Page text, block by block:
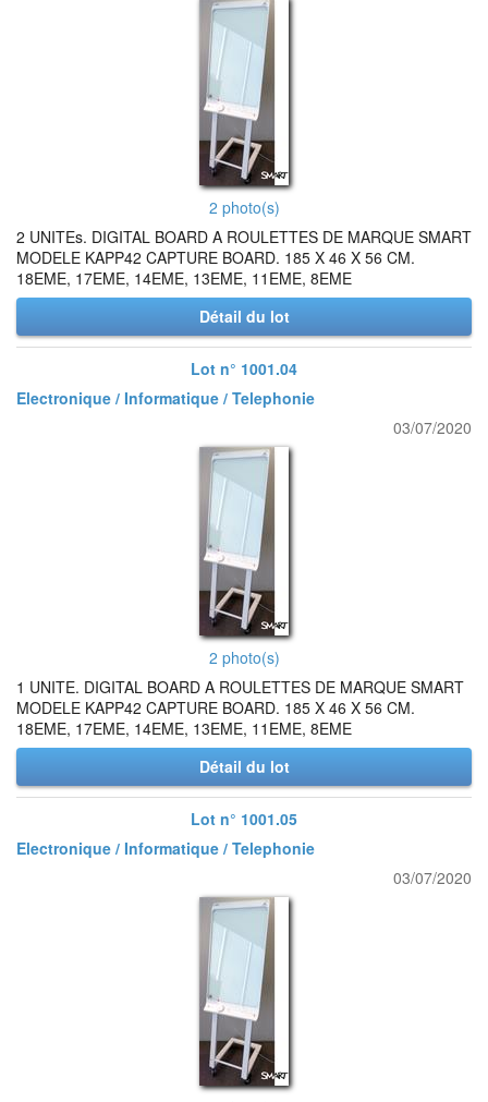
2 photo(s)
2 UNITEs. DIGITAL BOARD A ROULETTES DE MARQUE SMART
MODELE KAPP42 CAPTURE BOARD. 185 X 46 X 56 CM.
18EME, 17EME, 14EME, 13EME, 11EME, 8EME
Détail du lot
Lot n° 1001.04
Electronique / Informatique / Telephonie
03/07/2020
2 photo(s)
1 UNITE. DIGITAL BOARD A ROULETTES DE MARQUE SMART
MODELE KAPP42 CAPTURE BOARD. 185 X 46 X 56 CM.
18EME, 17EME, 14EME, 13EME, 11EME, 8EME
Détail du lot
Lot n° 1001.05
Electronique / Informatique / Telephonie
03/07/2020